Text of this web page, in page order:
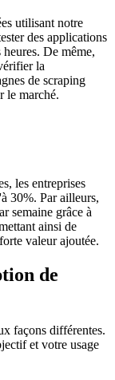
utilisant notre
des applications
De même,
la
de scraping
le marché.
les entreprises
30%. Par ailleurs,
semaine grâce à
ainsi de
valeur ajoutée.
de
façons différentes.
et votre usage